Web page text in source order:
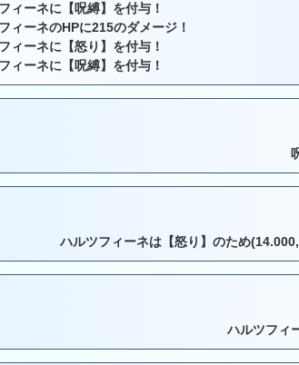
ィーネに【呪縛】を付与！
ィーネのHPに215のダメージ！
ィーネに【怒り】を付与！
ィーネに【呪縛】を付与！
ハルツフィーネは【怒り】のため
ハルツフィ